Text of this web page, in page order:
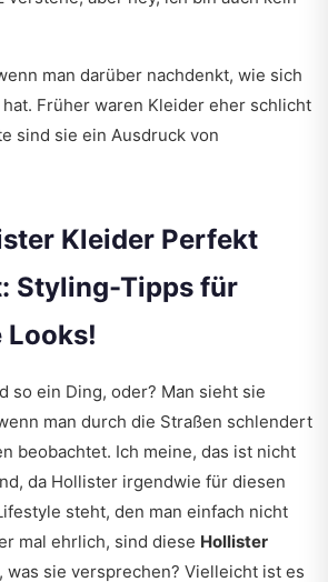
man darüber nachdenkt, wie sich
Früher waren Kleider eher schlicht
sind sie ein Ausdruck von
Kleider Perfekt
Styling-Tipps für
so ein Ding, oder? Man sieht sie
man durch die Straßen schlendert
beobachtet. Ich meine, das ist nicht
da Hollister irgendwie für diesen
steht, den man einfach nicht
mal ehrlich, sind diese Hollister
was sie versprechen? Vielleicht ist es